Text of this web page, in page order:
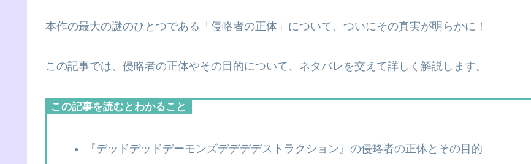
本作の最大の謎のひとつである「侵略者の正体」について、ついにその真実が明らかに！
この記事では、侵略者の正体やその目的について、ネタバレを交えて詳しく解説します。
この記事を読むとわかること
『デッドデッドデーモンズデデデデストラクション』の侵略者の正体とその目的